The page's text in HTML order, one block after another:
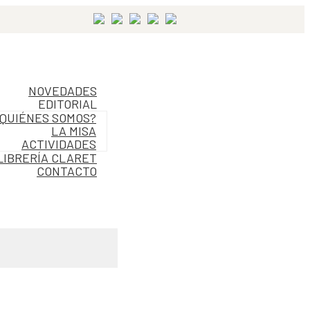
NOVEDADES
EDITORIAL
SOMOS?
LA MISA
ACTIVIDADES
CLARET
CONTACTO